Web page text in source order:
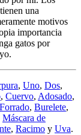
una
motivos
importancia
gatos por
, Uno, Dos,
, Cuervo, Adosado,
Forrado, Burelete,
Máscara de
, Racimo y Uva.